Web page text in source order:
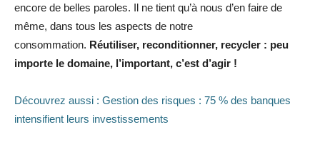
encore de belles paroles. Il ne tient qu’à nous d’en faire de
même, dans tous les aspects de notre
consommation. Réutiliser, reconditionner, recycler : peu
importe le domaine, l’important, c’est d’agir !
Découvrez aussi : Gestion des risques : 75 % des banques
intensifient leurs investissements